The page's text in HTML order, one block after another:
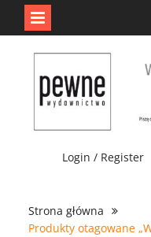
Login / Register
Strona główna
Produkty otagowane